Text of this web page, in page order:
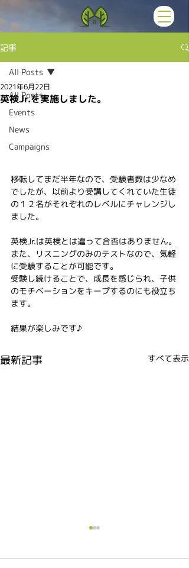
記事
All Posts
Events
News
Campaigns
All Posts
英検Jr.を実施しました。
2021年6月22日
移転してまだ半年なので、受験者数は少なめ
でしたが、以前より受講してくれていた生徒
の１２名がそれぞれのレベルにチャレンジし
ました。
英検Jr.は英検とは違って合否はありません。
また、リスニングのみのテストなので、気軽
に受験することが可能です。
受験し続けることで、成長を感じられ、子供
のモチベーションをキープするのにも役立ち
ます。
結果が楽しみです♪
最新記事 すべて表示